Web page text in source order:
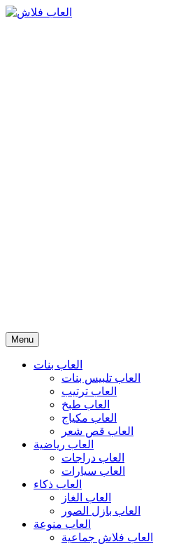
Menu
العاب بنات
العاب تلبيس بنات
العاب ترتيب
العاب طبخ
العاب مكياج
العاب قص شعر
العاب رياضية
العاب دراجات
العاب سيارات
العاب ذكاء
العاب الغاز
العاب بازل الصور
العاب منوعة
العاب فلاش جماعية